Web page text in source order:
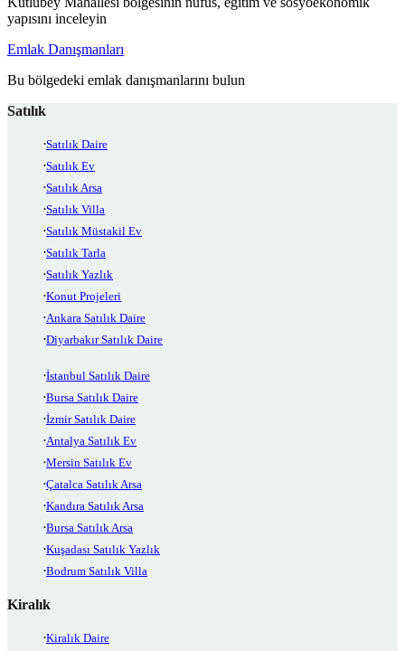
yapısını inceleyin
Emlak Danışmanları
Bu bölgedeki emlak danışmanlarını bulun
Satılık
Satılık Daire
Satılık Ev
Satılık Arsa
Satılık Villa
Satılık Müstakil Ev
Satılık Tarla
Satılık Yazlık
Konut Projeleri
Ankara Satılık Daire
Diyarbakır Satılık Daire
İstanbul Satılık Daire
Bursa Satılık Daire
İzmir Satılık Daire
Antalya Satılık Ev
Mersin Satılık Ev
Çatalca Satılık Arsa
Kandıra Satılık Arsa
Bursa Satılık Arsa
Kuşadası Satılık Yazlık
Bodrum Satılık Villa
Kiralık
Kiralık Daire